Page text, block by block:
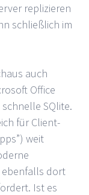
replizieren
schließlich im
auch
Office
SQlite.
für Client-
weit
ebenfalls dort
Ist es